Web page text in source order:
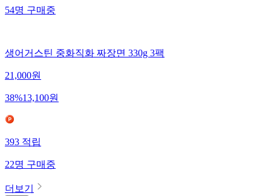
54명구매중
생어거스틴 중화직화 짜장면 330g 3팩
21,000원
38%13,100원
393적립
22명구매중
더보기